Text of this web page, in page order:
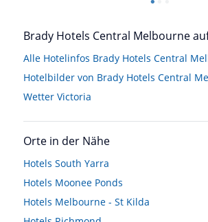
Brady Hotels Central Melbourne
Alle Hotelinfos Brady Hotels Central
Hotelbilder von Brady Hotels Central
Wetter Victoria
Orte in der Nähe
Hotels South Yarra
Hotels Moonee Ponds
Hotels Melbourne - St Kilda